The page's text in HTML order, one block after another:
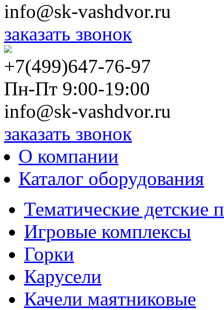
info@sk-vashdvor.ru
заказать звонок
+7(499)647-76-97
Пн-Пт 9:00-19:00
info@sk-vashdvor.ru
заказать звонок
О компании
Каталог оборудования
Тематические детские
Игровые комплексы
Горки
Карусели
Качели маятниковые